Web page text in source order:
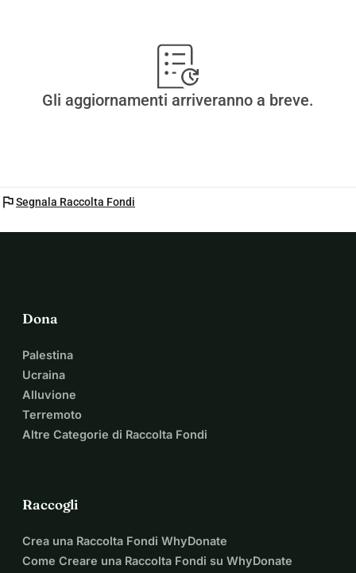
Gli aggiornamenti arriveranno a breve.
flagSegnala Raccolta Fondi
Dona
Palestina
Ucraina
Alluvione
Terremoto
Altre Categorie di Raccolta Fondi
Raccogli
Crea una Raccolta Fondi WhyDonate
Come Creare una Raccolta Fondi su WhyDonate